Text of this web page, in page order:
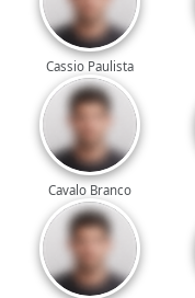
Cassio Paulista
Cavalo Branco